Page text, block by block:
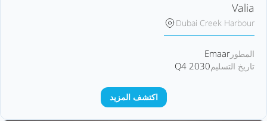
Valia
Dubai Creek Harbour
المطور Emaar
تاريخ التسليمQ4 2030
اكتشف المزيد